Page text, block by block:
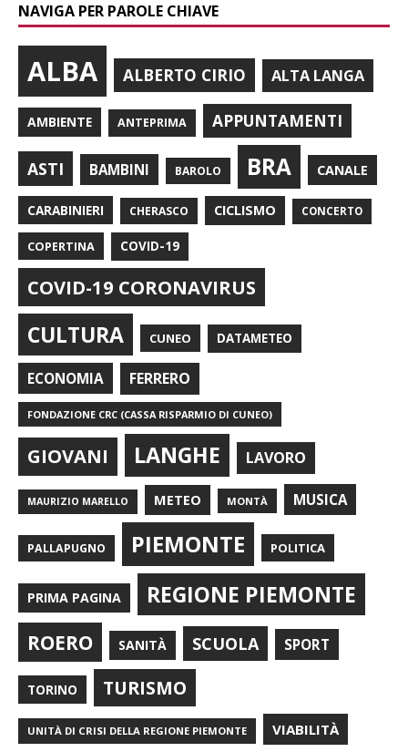
NAVIGA PER PAROLE CHIAVE
ALBA ALBERTO CIRIO ALTA LANGA
AMBIENTE ANTEPRIMA APPUNTAMENTI
ASTI BAMBINI BAROLO BRA CANALE
CARABINIERI CHERASCO CICLISMO CONCERTO
COPERTINA COVID-19
COVID-19 CORONAVIRUS
CULTURA CUNEO DATAMETEO
ECONOMIA FERRERO
FONDAZIONE CRC (CASSA RISPARMIO DI CUNEO)
GIOVANI LANGHE LAVORO
MAURIZIO MARELLO METEO MONTÀ MUSICA
PALLAPUGNO PIEMONTE POLITICA
PRIMA PAGINA REGIONE PIEMONTE
ROERO SANITÀ SCUOLA SPORT
TORINO TURISMO
UNITÀ DI CRISI DELLA REGIONE PIEMONTE VIABILITÀ